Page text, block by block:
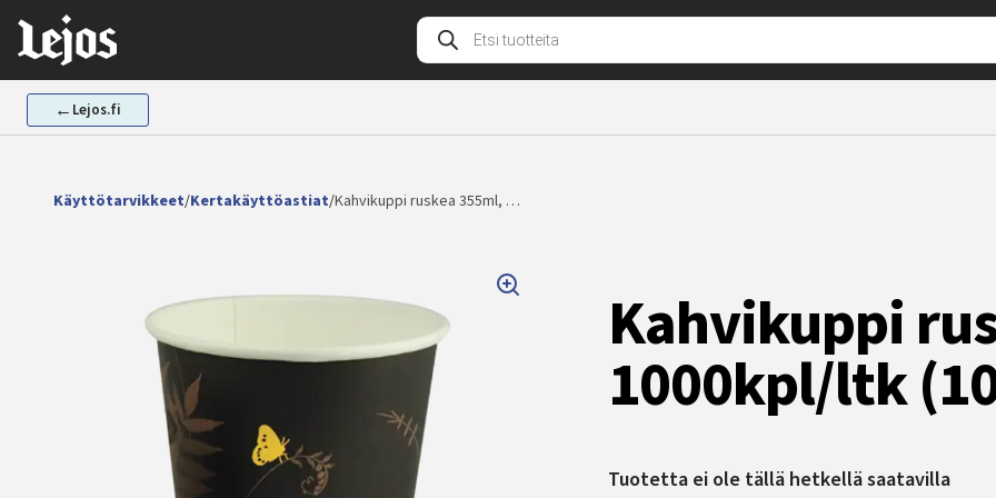
sisältöön
Tuotehaku
← Lejos.fi
Käyttötarvikkeet/Kertakäyttöastiat/Kahvikuppi ruskea 355ml, …
Kahvikuppi
1000kpl/ltk
Tuotetta ei ole tällä hetkellä saatavilla